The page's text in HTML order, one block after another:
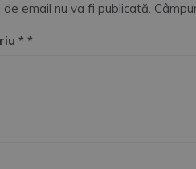
email nu va fi publicată.
*